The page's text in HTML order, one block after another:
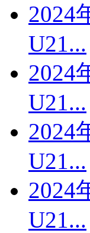
2024
U21...
2024
U21...
2024
U21...
2024
U21...